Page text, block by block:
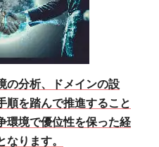
の分析、ドメインの設
順を踏んで推進すること
環境で優位性を保った経
なります。